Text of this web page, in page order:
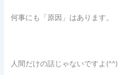
何事にも「原因」はあります。
人間だけの話じゃないですよ(^^)